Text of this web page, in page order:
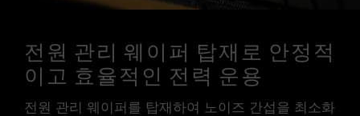
전원 관리 웨이퍼 탑재로 안정적
이고 효율적인 전력 운용
전원 관리 웨이퍼를 탑재하여 노이즈 간섭을 최소화